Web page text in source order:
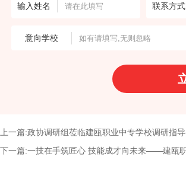
输入姓名 联系方式
意向学校
上一篇:政协调研组莅临建瓯职业中专学校调研
下一篇:一技在手筑匠心 技能成才向未来——建瓯